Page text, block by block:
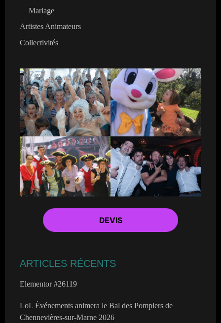
Mariage
Artistes Animateurs
Collectivités
DEVIS
ARTICLES RÉCENTS
Elementor #26119
LoL Événements animera le Bal des Pompiers de
Chennevières-sur-Marne 2026